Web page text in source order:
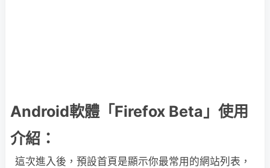
Android軟體「Firefox Beta」使用
介紹：
這次進入後，預設首頁是顯示你最常用的網站列表，